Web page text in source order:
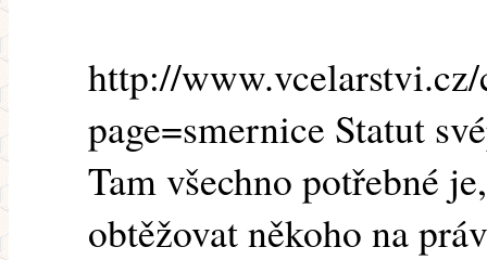
http://
page=smernice Statut
Tam všechno potřebné
obtěžovat někoho na